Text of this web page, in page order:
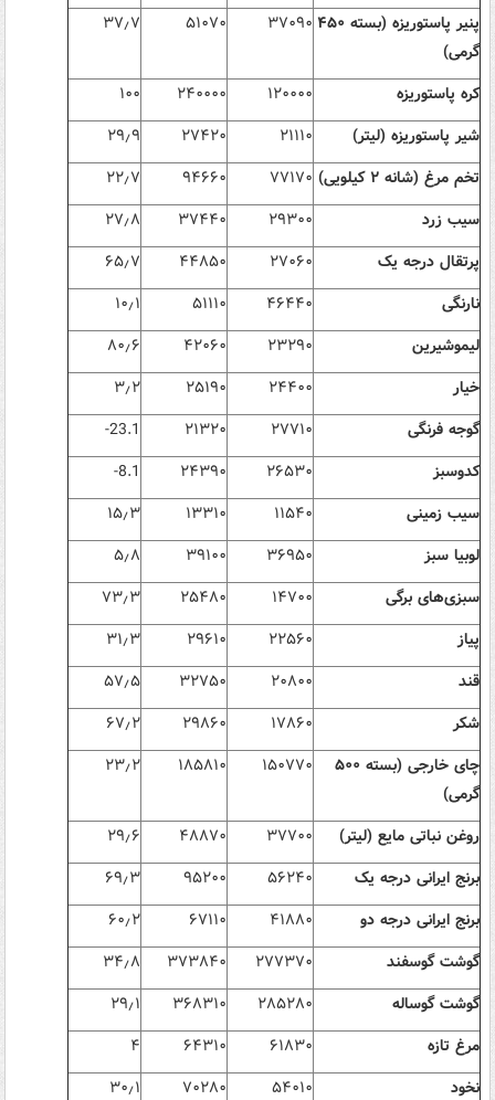
پنیر پاستوریزه (بسته ۴۵۰
گرمی)
۳۷۰۹۰ ۵۱۰۷۰ ۳۷٫۷
کره پاستوریزه ۱۲۰۰۰۰ ۲۴۰۰۰۰
۱۰۰
شیر پاستوریزه (لیتر)
۲۱۱۱۰ ۲۷۴۲۰ ۲۹٫۹
تخم مرغ (شانه ۲ کیلویی) ۷۷۱۷۰ ۹۴۶۶۰ ۲۲٫۷
سیب زرد
۲۹۳۰۰ ۳۷۴۴۰ ۲۷٫۸
پرتقال درجه یک
۲۷۰۶۰ ۴۴۸۵۰ ۶۵٫۷
نارنگی
۴۶۴۴۰ ۵۱۱۱۰ ۱۰٫۱
لیموشیرین
۲۳۲۹۰ ۴۲۰۶۰ ۸۰٫۶
خیار
۲۴۴۰۰ ۲۵۱۹۰ ۳٫۲
گوجه فرنگی
۲۷۷۱۰ ۲۱۳۲۰
-23.1
کدوسبز
۲۶۵۳۰ ۲۴۳۹۰
-8.1
سیب زمینی
۱۱۵۴۰ ۱۳۳۱۰ ۱۵٫۳
لوبیا سبز
۳۶۹۵۰ ۳۹۱۰۰ ۵٫۸
سبزی‌های برگی
۱۴۷۰۰ ۲۵۴۸۰ ۷۳٫۳
پیاز
۲۲۵۶۰ ۲۹۶۱۰ ۳۱٫۳
قند
۲۰۸۰۰ ۳۲۷۵۰ ۵۷٫۵
شکر
۱۷۸۶۰ ۲۹۸۶۰ ۶۷٫۲
چای خارجی (بسته ۵۰۰
گرمی)
۱۵۰۷۷۰ ۱۸۵۸۱۰ ۲۳٫۲
روغن نباتی مایع (لیتر) ۳۷۷۰۰ ۴۸۸۷۰ ۲۹٫۶
برنج ایرانی درجه یک
۵۶۲۴۰ ۹۵۲۰۰ ۶۹٫۳
برنج ایرانی درجه دو
۴۱۸۸۰ ۶۷۱۱۰ ۶۰٫۲
گوشت گوسفند
۲۷۷۳۷۰ ۳۷۳۸۴۰ ۳۴٫۸
گوشت گوساله
۲۸۵۲۸۰ ۳۶۸۳۱۰ ۲۹٫۱
مرغ تازه
۶۱۸۳۰ ۶۴۳۱۰
۴
نخود
۵۴۰۱۰ ۷۰۲۸۰ ۳۰٫۱